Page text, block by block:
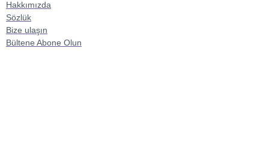
Hakkımızda
Sözlük
Bize ulaşın
Bültene Abone Olun